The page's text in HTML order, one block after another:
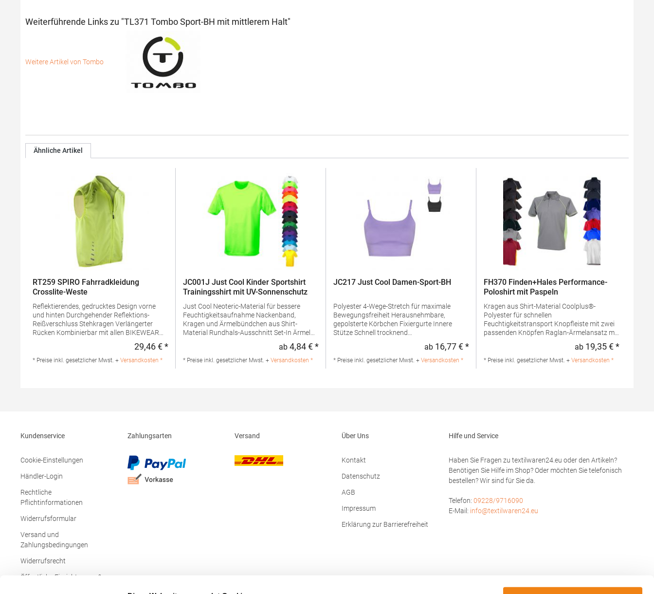
Weiterführende Links zu "TL371 Tombo Sport-BH mit mittlerem Halt"
Weitere Artikel von Tombo
Ähnliche Artikel
RT259 SPIRO Fahrradkleidung
Crosslite-Weste
Reflektierendes, gedrucktes Design vorne
und hinten Durchgehender Reflektions-
Reißverschluss Stehkragen Verlängerter
Rücken Kombinierbar mit allen BIKEWEAR
ElasthanAngaben zur
Regulärer Preis:
29,46 € *
* Preise inkl. gesetzlicher Mwst. + Versandkosten *
JC001J Just Cool Kinder Sportshirt
Trainingsshirt mit UV-Sonnenschutz
Just Cool Neoteric-Material für bessere
Feuchtigkeitsaufnahme Nackenband,
Kragen und Ärmelbündchen aus Shirt-
Material Rundhals-Ausschnitt Set-In Ärmel
g/m²Materialzusammensetzung: 100%
PolyesterAngaben zur
Regulärer Preis:
ab 4,84 € *
* Preise inkl. gesetzlicher Mwst. + Versandkosten *
JC217 Just Cool Damen-Sport-BH
Polyester 4-Wege-Stretch für maximale
Bewegungsfreiheit Herausnehmbare,
gepolsterte Körbchen Fixiergurte Innere
Stütze Schnell trocknend
30 °C waschbarGrammatur: 240
g/m²Materialzusammensetzung: 80%
Regulärer Preis:
ab 16,77 € *
* Preise inkl. gesetzlicher Mwst. + Versandkosten *
FH370 Finden+Hales Performance-
Poloshirt mit Paspeln
Kragen aus Shirt-Material Coolplus®-
Polyester für schnellen
Feuchtigkeitstransport Knopfleiste mit zwei
passenden Knöpfen Raglan-Ärmelansatz mit
Materialzusammensetzung: 100%
PolyesterAngaben zur
Regulärer
ab 19,35 € *
* Preise inkl. gesetzlicher Mwst. + Versandkosten *
Kundenservice
Cookie-Einstellungen
Händler-Login
Rechtliche
Pflichtinformationen
Widerrufsformular
Versand und
Zahlungsbedingungen
Widerrufsrecht
Öffentliche Einrichtungen &
Zahlungsarten Versand Über Uns
Kontakt
Datenschutz
AGB
Impressum
Erklärung zur Barrierefreiheit
Hilfe und Service
Haben Sie Fragen zu textilwaren24.eu oder den Artikeln?
Benötigen Sie Hilfe im Shop? Oder möchten Sie telefonisch
bestellen? Wir sind für Sie da.
Telefon: 09228/9716090
E-Mail: info@textilwaren24.eu